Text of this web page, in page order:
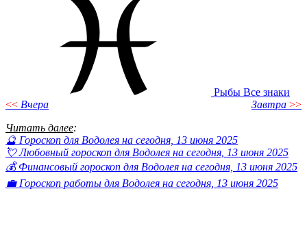
Рыбы Все знаки
<< Вчера Завтра >>
Читать далее:
🔮 Гороскоп для Водолея на сегодня, 13 июня 2025
💘 Любовный гороскоп для Водолея на сегодня, 13 июня 2025
💰 Финансовый гороскоп для Водолея на сегодня, 13 июня 2025
💼 Гороскоп работы для Водолея на сегодня, 13 июня 2025